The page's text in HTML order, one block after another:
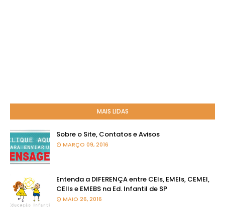
MAIS LIDAS
Sobre o Site, Contatos e Avisos
MARÇO 09, 2016
Entenda a DIFERENÇA entre CEIs, EMEIs, CEMEI,
CEIIs e EMEBS na Ed. Infantil de SP
MAIO 26, 2016